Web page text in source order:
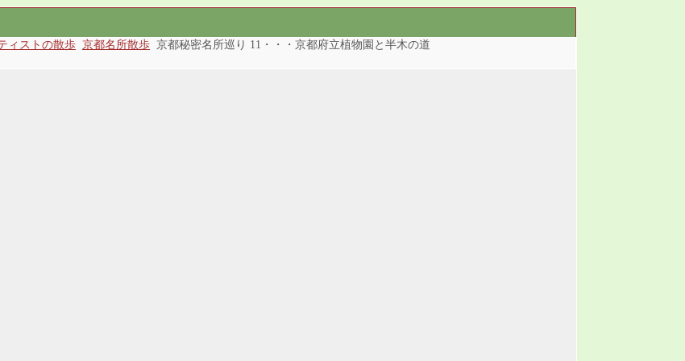
ィストの散歩 京都名所散歩 京都秘密名所巡り 11・・・京都府立植物園と半木の道